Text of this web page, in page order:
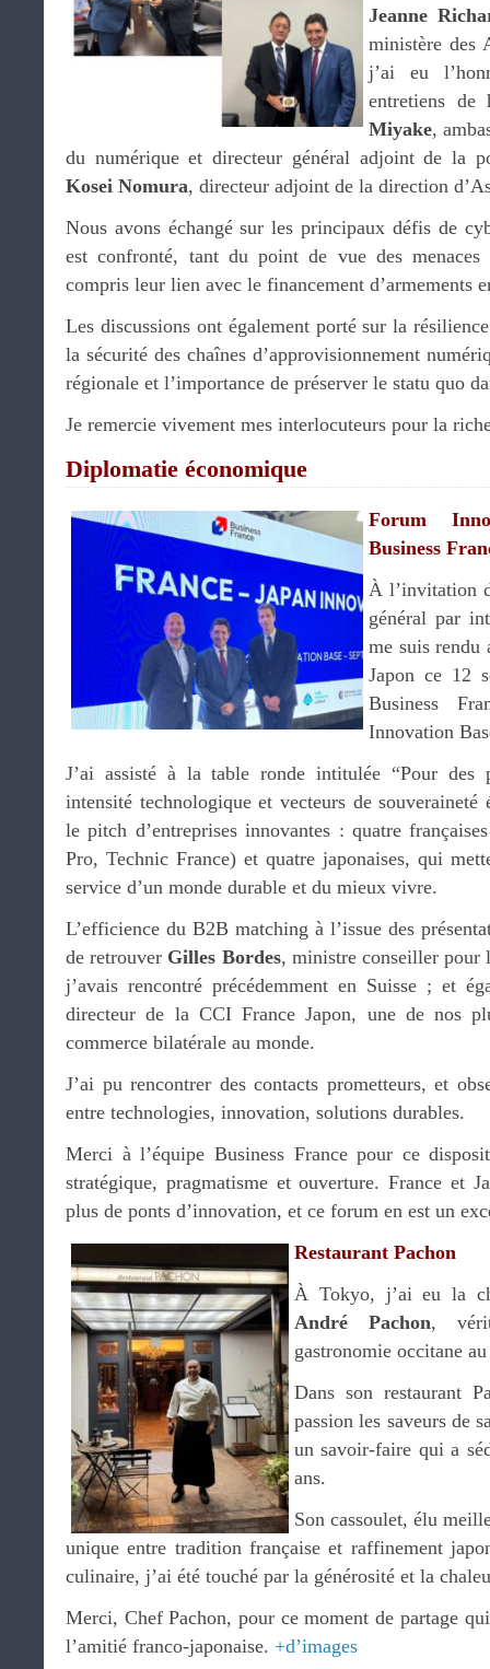
Jeanne
ministère des
j’ai eu
entretiens
Miyake,
du numérique et directeur général adjoint de la
Kosei Nomura, directeur adjoint de la direction
Nous avons échangé sur les principaux défis de
est confronté, tant du point de vue des
compris leur lien avec le financement d’armements
Les discussions ont également porté sur la
la sécurité des chaînes d’approvisionnement
régionale et l’importance de préserver le statu quo
Je remercie vivement mes interlocuteurs pour la
Diplomatie économique
Forum
Business
À l’invitation
général par
me suis rendu
Japon ce 12
Business
Innovation
J’ai assisté à la table ronde intitulée “Pour des
intensité technologique et vecteurs de souveraineté
le pitch d’entreprises innovantes : quatre
Pro, Technic France) et quatre japonaises, qui
service d’un monde durable et du mieux vivre.
L’efficience du B2B matching à l’issue des
de retrouver Gilles Bordes, ministre conseiller pour
j’avais rencontré précédemment en Suisse ; et
directeur de la CCI France Japon, une de nos
commerce bilatérale au monde.
J’ai pu rencontrer des contacts prometteurs, et
entre technologies, innovation, solutions durables.
Merci à l’équipe Business France pour ce
stratégique, pragmatisme et ouverture. France et
plus de ponts d’innovation, et ce forum en est un
Restaurant Pachon
À Tokyo, j’ai eu la
André Pachon,
gastronomie occitane
Dans son restaurant
passion les saveurs de
un savoir-faire qui a
ans.
Son cassoulet, élu
unique entre tradition française et raffinement
culinaire, j’ai été touché par la générosité et la
Merci, Chef Pachon, pour ce moment de partage
l’amitié franco-japonaise. +d’images